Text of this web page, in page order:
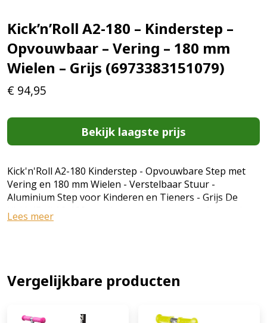
Kick’n’Roll A2-180 – Kinderstep –
Opvouwbaar – Vering – 180 mm
Wielen – Grijs (6973383151079)
€ 94,95
Bekijk laagste prijs
Kick'n'Roll A2-180 Kinderstep - Opvouwbare Step met
Vering en 180 mm Wielen - Verstelbaar Stuur -
Aluminium Step voor Kinderen en Tieners - Grijs De
Kick'n'Roll A2-180 step is een stevige en comfortabele
kinderstep voor tieners en oudere kinderen. Dankzij de
verstelbare stuur (81-100 cm) zorgt ervoor dat de step
meegroeit met de gebruiker, terwijl het ruime
Door het opvouwbare ontwerp is de step eenvoudig
Lees meer
Vergelijkbare producten